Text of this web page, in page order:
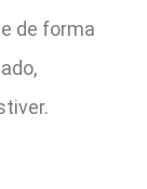
de forma